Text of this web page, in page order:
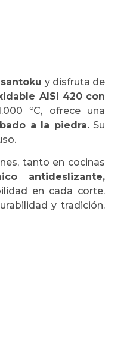
y disfruta de
AISI 420 con
ºC, ofrece una
a la piedra.Su
tanto en cocinas
antideslizante,
en cada corte.
y tradición.